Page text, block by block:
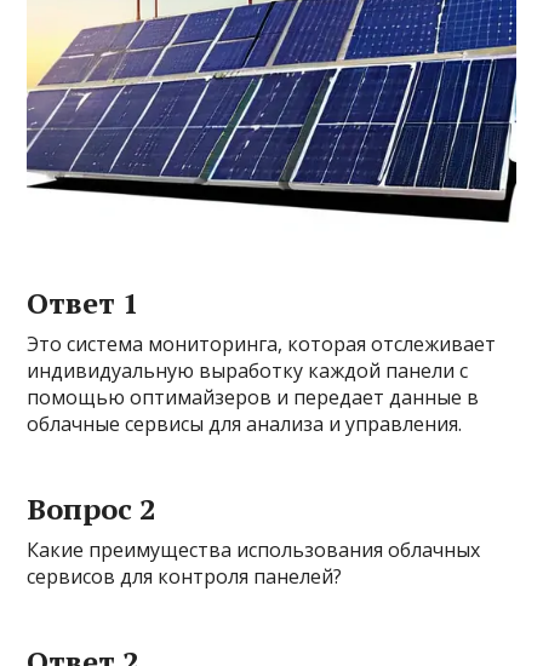
Ответ 1
Это система мониторинга, которая отслеживает
индивидуальную выработку каждой панели с
помощью оптимайзеров и передает данные в
облачные сервисы для анализа и управления.
Вопрос 2
Какие преимущества использования облачных
сервисов для контроля панелей?